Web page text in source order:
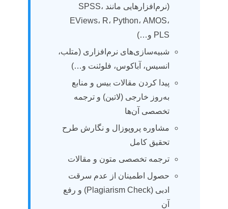
(نرم‌افزارهایی مانند SPSS،
EViews، R، Python، AMOS،
PLS و…)
شبیه‌سازی‌های نرم‌افزاری (متلب،
انسیس، آباکوس، فلوئنت و…)
پیدا کردن مقالات بیس و منابع
به‌روز خارجی (لاتین) و ترجمه
تخصصی آن‌ها
مشاوره پروپوزال و نگارش طرح
تحقیق کامل
ترجمه تخصصی متون و مقالات
حصول اطمینان از عدم سرقت
ادبی (Plagiarism Check) و رفع
آن